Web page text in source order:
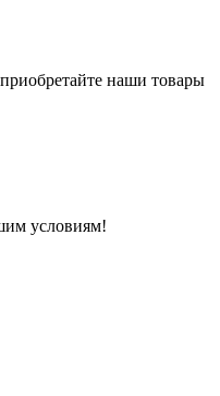
наши товары
условиям!